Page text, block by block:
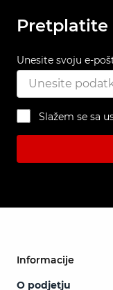
Pretplatite
Unesite svoju e-
Slažem se sa
Informacije
O podjetju